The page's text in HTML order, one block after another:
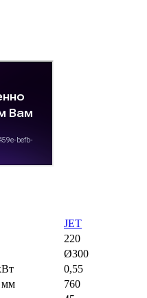
JET
220
Ø300
0,55
мм
760